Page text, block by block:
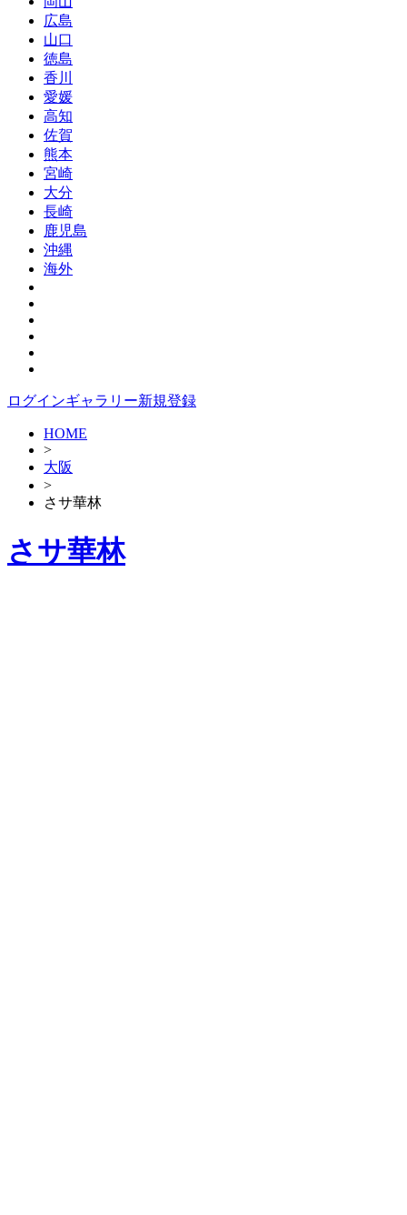
広島
山口
徳島
香川
愛媛
高知
佐賀
熊本
宮崎
大分
長崎
鹿児島
沖縄
海外
ログインギャラリー新規登録
HOME
>
大阪
>
さサ華林
さサ華林